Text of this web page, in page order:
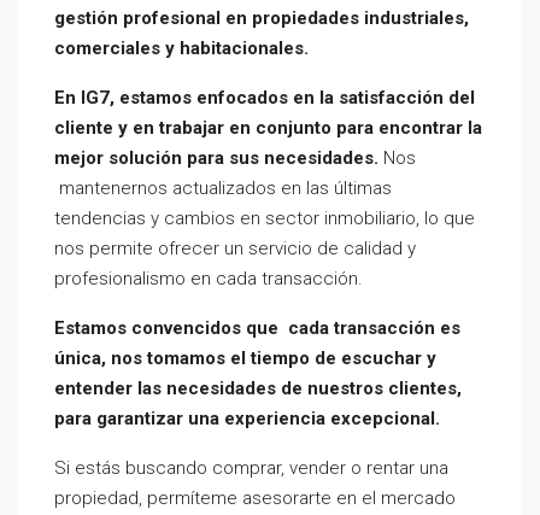
gestión profesional en propiedades industriales,
comerciales y habitacionales.
En IG7, estamos enfocados en la satisfacción del
cliente y en trabajar en conjunto para encontrar la
mejor solución para sus necesidades. Nos
mantenernos actualizados en las últimas
tendencias y cambios en sector inmobiliario, lo que
nos permite ofrecer un servicio de calidad y
profesionalismo en cada transacción.
Estamos convencidos que cada transacción es
única, nos tomamos el tiempo de escuchar y
entender las necesidades de nuestros clientes,
para garantizar una experiencia excepcional.
Si estás buscando comprar, vender o rentar una
propiedad, permíteme asesorarte en el mercado